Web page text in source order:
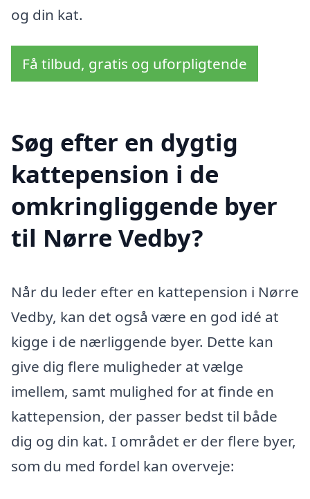
og din kat.
Få tilbud, gratis og uforpligtende
Søg efter en dygtig
kattepension i de
omkringliggende byer
til Nørre Vedby?
Når du leder efter en kattepension i Nørre
Vedby, kan det også være en god idé at
kigge i de nærliggende byer. Dette kan
give dig flere muligheder at vælge
imellem, samt mulighed for at finde en
kattepension, der passer bedst til både
dig og din kat. I området er der flere byer,
som du med fordel kan overveje: